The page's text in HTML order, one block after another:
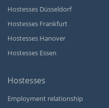
Hostesses Düsseldorf
Hostesses Frankfurt
Hostesses Hanover
Hostesses Essen
Hostesses
Employment relationship